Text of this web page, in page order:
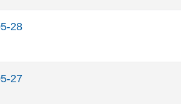
28
27